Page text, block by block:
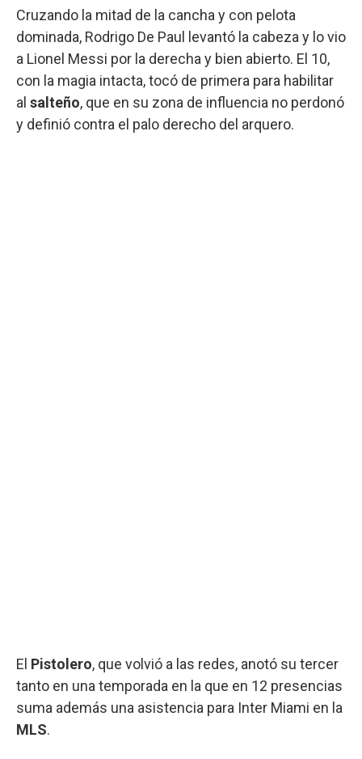
Cruzando la mitad de la cancha y con pelota
dominada, Rodrigo De Paul levantó la cabeza y lo vio
a Lionel Messi por la derecha y bien abierto. El 10,
con la magia intacta, tocó de primera para habilitar
al salteño, que en su zona de influencia no perdonó
y definió contra el palo derecho del arquero.
El Pistolero, que volvió a las redes, anotó su tercer
tanto en una temporada en la que en 12 presencias
suma además una asistencia para Inter Miami en la
MLS.